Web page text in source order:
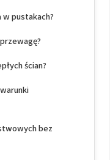
w pustakach?
ścian?
bez